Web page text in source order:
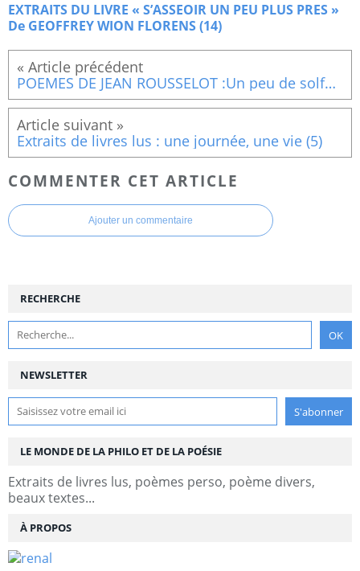
EXTRAITS DU LIVRE « S’ASSEOIR UN PEU PLUS PRES »
De GEOFFREY WION FLORENS (14)
POEMES DE JEAN ROUSSELOT :Un peu de solfège
Extraits de livres lus : une journée, une vie (5)
COMMENTER CET ARTICLE
Ajouter un commentaire
NEWSLETTER
RECHERCHE
LE MONDE DE LA PHILO ET DE LA POÉSIE
Extraits de livres lus, poèmes perso, poème divers,
beaux textes...
À PROPOS